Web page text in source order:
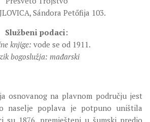
Sándora Petőfija 103.
Službeni podaci:
knjige: vode se od 1911.
bogoslužja: mađarski
osnovanog na plavnom području jest
naselje poplava je potpuno uništila